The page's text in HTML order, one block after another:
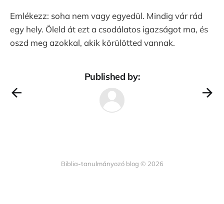
Emlékezz: soha nem vagy egyedül. Mindig vár rád
egy hely. Öleld át ezt a csodálatos igazságot ma, és
oszd meg azokkal, akik körülötted vannak.
Published by:
Biblia-tanulmányozó blog © 2026